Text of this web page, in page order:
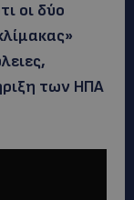
οι δύο
των ΗΠΑ